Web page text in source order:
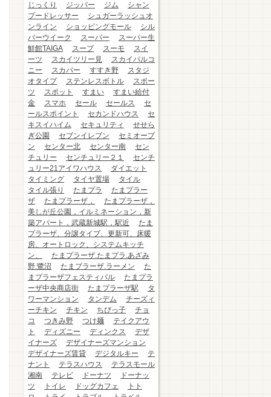
じっくり
ジッパー ジム
シャン
プードレッサー
シュガーラッシュオ
ンライン
ショッピングモール
シル
バーウイーク
スーパー
スーパー生
鮮館TAIGA
スープ スーモ
スイ
ーツ
スカイツリー見
スカイバルコ
ニー
スカパー すすき野
スタジ
オタイプ
ステンレスボトル
スポー
ツ
スポット すまい
すまい給付
金
スマホ セール セールス
セ
ールスポイント
セカンドハウス
セ
キスイハイム
セキュリティ
せせら
ぎ公園
セブンイレブン
セミオープ
ン
センター北 センター南
セン
チュリー
センチュリー２１
センチ
ュリー21アイワハウス
ダイエット
タイミング
タイヤ置場
タイル
タイル張り
たまプラ
たまプラー
ザ
たまプラーザ，
たまプラーザ，
美しが丘公園，イルミネーション，新
築アパート，武蔵新城駅，駅近
たま
プラーザ、分譲タイプ、更新可、床暖
房、オートロック、システムキッチ
ン、
たまプラーザ.たまプラ.あざみ
野.鷺沼
たまプラーザ.ラーメン
た
まプラーザフェスティバル
たまプラ
ーザ中央商店街
たまプラーザ駅
タ
ワーマンション
タンデム
チーズィ
ーチキン
チキン ちびっ子
チョ
コ
つきみ野 つけ麺
テイクアウ
ト
ディズニー ディンクス
デザ
イナーズ
デザイナーズマンション
デザイナーズ賃貸
デジタルキー
テ
ナント
テラスハウス
テラスモール
湘南
テレビ ドーナツ
ドーナッ
ツ
トイレ ドッグカフェ
トト